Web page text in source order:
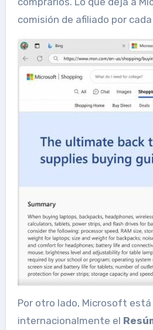
comisión de afiliado por
Por otro lado, Microsoft está
internacionalmente el